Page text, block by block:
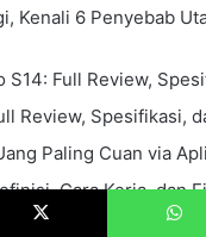
Kenali 6 Penyebab
S14: Full Review,
Review, Spesifikasi,
Paling Cuan via
Cara Kerja, dan